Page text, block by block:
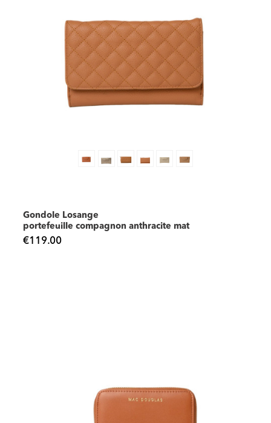
Gondole Losange
portefeuille compagnon anthracite mat
€119.00